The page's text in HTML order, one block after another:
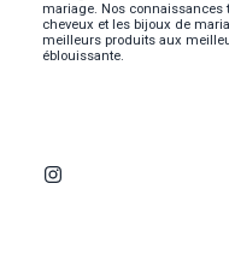
mariage. Nos
cheveux et les bijoux de
meilleurs produits aux
éblouissante.